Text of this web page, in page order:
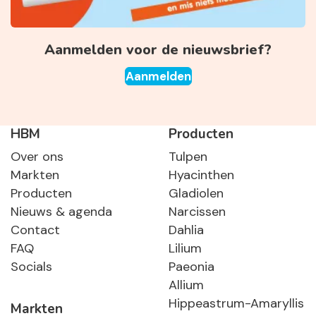
Aanmelden voor de nieuwsbrief?
Aanmelden
HBM
Over ons
Markten
Producten
Nieuws & agenda
Contact
FAQ
Socials
Markten
Producten
Tulpen
Hyacinthen
Gladiolen
Narcissen
Dahlia
Lilium
Paeonia
Allium
Hippeastrum-Amaryllis